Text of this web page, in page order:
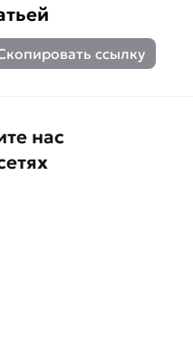
ссылку
нас